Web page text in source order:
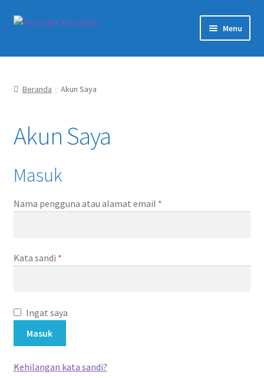
Skip
Skip
Menu
Beranda
Tentang Kami
Akun Saya
Produk
Expand
Beranda Akun Saya
Akun Saya
Masuk
Nama pengguna atau alamat email *Wajib
Kata sandi *Wajib
Ingat saya
Masuk
Kehilangan kata sandi?